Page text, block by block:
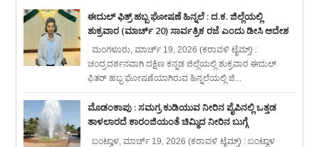
ಈದುಲ್ ಫಿತ್ರ್ ಹಬ್ಬ ಘೋಷಣೆ ಹಿನ್ನಲೆ : ದ.ಕ. ಜಿಲ್ಲೆಯಲ್ಲಿ
ಶುಕ್ರವಾರ (ಮಾರ್ಚ್ 20) ಸಾರ್ವತ್ರಿಕ ರಜೆ ಎಂದು ಡೀಸಿ ಆದೇಶ
ಮಂಗಳೂರು, ಮಾರ್ಚ್ 19, 2026 (ಕರಾವಳಿ ಟೈಮ್ಸ್) :
ಚಂದ್ರದರ್ಶನವಾಗಿ ದಕ್ಷಿಣ ಕನ್ನಡ ಜಿಲ್ಲೆಯಲ್ಲಿ ಶುಕ್ರವಾರ ಈದುಲ್
ಫಿತರ್ ಹಬ್ಬ ಘೋಷಣೆಯಾಗಿರುವ ಹಿನ್ನಲೆಯಲ್ಲಿ ಜಿ...
ಮೊಡಂಕಾಪು : ಸಮಗ್ರ ಕುಡಿಯುವ ನೀರಿನ ಪೈಪಿನಲ್ಲಿ ಒತ್ತಡ
ತಾಳಲಾರದೆ ಕಾರಂಜಿಯಂತೆ ಚಿಮ್ಮಿದ ನೀರಿನ ಬುಗ್ಗೆ
ಬಂಟ್ವಾಳ, ಮಾರ್ಚ್ 19, 2026 (ಕರಾವಳಿ ಟೈಮ್ಸ್) : ಬಂಟ್ವಾಳ